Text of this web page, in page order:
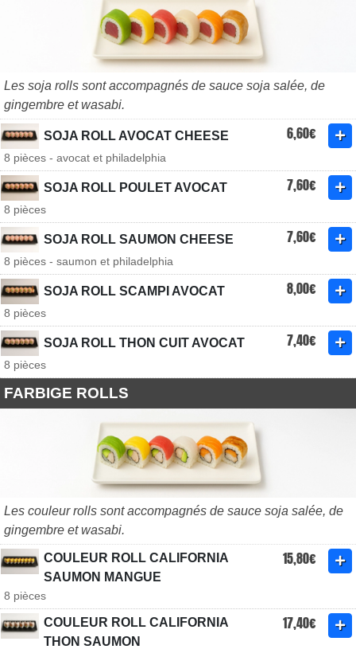
Les soja rolls sont accompagnés de sauce soja salée, de
gingembre et wasabi.
SOJA ROLL AVOCAT CHEESE 6,60€
8 pièces - avocat et philadelphia
SOJA ROLL POULET AVOCAT 7,60€
8 pièces
SOJA ROLL SAUMON CHEESE 7,60€
8 pièces - saumon et philadelphia
SOJA ROLL SCAMPI AVOCAT 8,00€
8 pièces
SOJA ROLL THON CUIT AVOCAT 7,40€
8 pièces
FARBIGE ROLLS
Les couleur rolls sont accompagnés de sauce soja salée, de
gingembre et wasabi.
COULEUR ROLL CALIFORNIA
SAUMON MANGUE
15,80€
8 pièces
COULEUR ROLL CALIFORNIA
THON SAUMON
17,40€